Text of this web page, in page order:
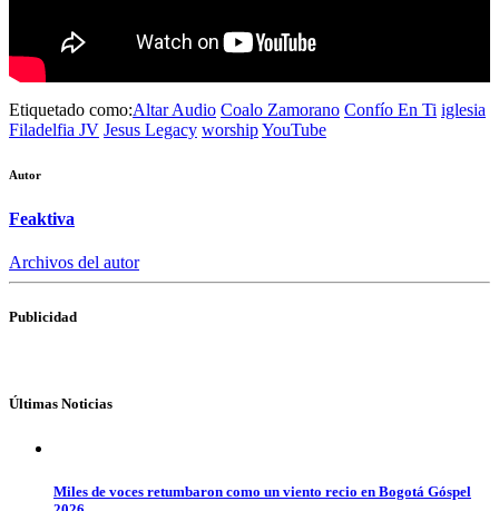
Etiquetado como:Altar Audio Coalo Zamorano Confío En Ti iglesia
Filadelfia JV Jesus Legacy worshipYouTube
Autor
Feaktiva
Archivos del autor
Publicidad
Últimas Noticias
Miles de voces retumbaron como un viento recio en Bogotá Góspel